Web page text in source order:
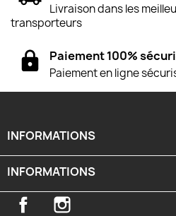
Livraison dans les
transporteurs
Paiement 100%
Paiement en ligne
INFORMATIONS
INFORMATIONS
Facebook